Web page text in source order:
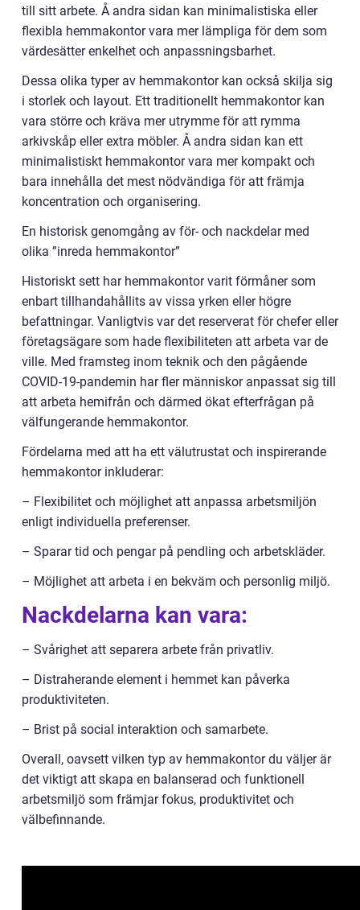
till sitt arbete. Å andra sidan kan minimalistiska eller
flexibla hemmakontor vara mer lämpliga för dem som
värdesätter enkelhet och anpassningsbarhet.
Dessa olika typer av hemmakontor kan också skilja sig
i storlek och layout. Ett traditionellt hemmakontor kan
vara större och kräva mer utrymme för att rymma
arkivskåp eller extra möbler. Å andra sidan kan ett
minimalistiskt hemmakontor vara mer kompakt och
bara innehålla det mest nödvändiga för att främja
koncentration och organisering.
En historisk genomgång av för- och nackdelar med
olika ”inreda hemmakontor”
Historiskt sett har hemmakontor varit förmåner som
enbart tillhandahållits av vissa yrken eller högre
befattningar. Vanligtvis var det reserverat för chefer eller
företagsägare som hade flexibiliteten att arbeta var de
ville. Med framsteg inom teknik och den pågående
COVID-19-pandemin har fler människor anpassat sig till
att arbeta hemifrån och därmed ökat efterfrågan på
välfungerande hemmakontor.
Fördelarna med att ha ett välutrustat och inspirerande
hemmakontor inkluderar:
– Flexibilitet och möjlighet att anpassa arbetsmiljön
enligt individuella preferenser.
– Sparar tid och pengar på pendling och arbetskläder.
– Möjlighet att arbeta i en bekväm och personlig miljö.
Nackdelarna kan vara:
– Svårighet att separera arbete från privatliv.
– Distraherande element i hemmet kan påverka
produktiviteten.
– Brist på social interaktion och samarbete.
Overall, oavsett vilken typ av hemmakontor du väljer är
det viktigt att skapa en balanserad och funktionell
arbetsmiljö som främjar fokus, produktivitet och
välbefinnande.